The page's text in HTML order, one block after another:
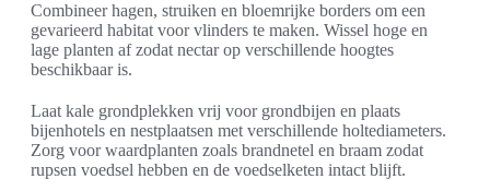
Combineer hagen, struiken en bloemrijke borders om een
gevarieerd habitat voor vlinders te maken. Wissel hoge en
lage planten af zodat nectar op verschillende hoogtes
beschikbaar is.
Laat kale grondplekken vrij voor grondbijen en plaats
bijenhotels en nestplaatsen met verschillende holtediameters.
Zorg voor waardplanten zoals brandnetel en braam zodat
rupsen voedsel hebben en de voedselketen intact blijft.